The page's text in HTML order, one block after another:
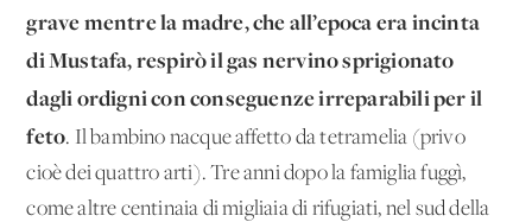
grave mentre la madre, che all’epoca era incinta
di Mustafa, respirò il gas nervino sprigionato
dagli ordigni con conseguenze irreparabili per il
feto. Il bambino nacque affetto da tetramelia (privo
cioè dei quattro arti). Tre anni dopo la famiglia fuggì,
come altre centinaia di migliaia di rifugiati, nel sud della